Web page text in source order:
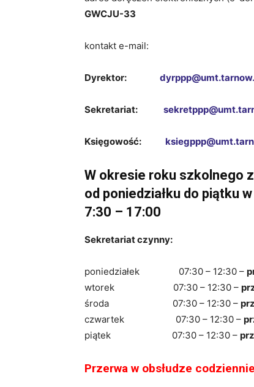
GWCJU-33
kontakt e-mail:
Dyrektor:
Sekretariat:
Księgowość:
W okresie roku szkolnego
od poniedziałku do piątku
7:30 – 17:00
Sekretariat czynny:
poniedziałek 07:30 – 12:30 –
wtorek 07:30 – 12:30 –
środa 07:30 – 12:30 –
czwartek 07:30 – 12:30 –
piątek 07:30 – 12:30 –
Przerwa w obsłudze